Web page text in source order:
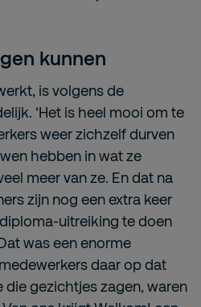
kunnen
is volgens de
‘Het is heel mooi om te
weer zichzelf durven
hebben in wat ze
meer van ze. En dat na
zijn nog een extra keer
uitreiking te doen
was een enorme
daar op dat
gezichtjes zagen, waren